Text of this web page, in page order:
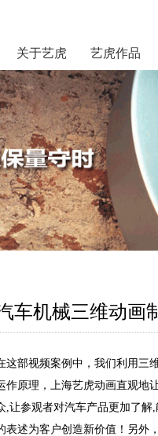
关于艺虎 艺虎作品
车机械三维动画
这部视频案例中，我们利用三
作原理，上海艺虎动画直观地
,让参观者对汽车产品更加了解
表述为客户创造新价值！另外